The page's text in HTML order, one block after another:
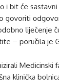
i bit će
govoriti
liječenje
– poručila je
Medicinski
klinička